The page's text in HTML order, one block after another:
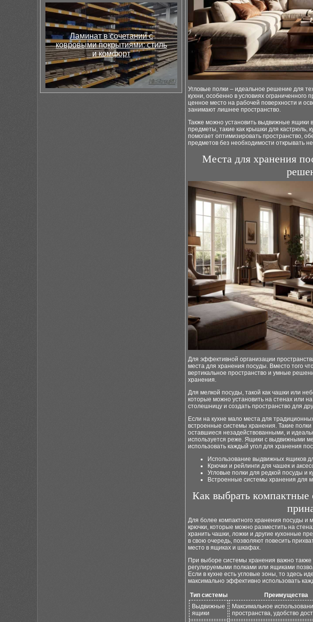
Ламинат в сочетании с
ковровыми покрытиями: стиль
и комфорт
Угловые полки – идеальное решение для
кухни, особенно в условиях ограниченного
ценное место на рабочей поверхности и
занимают лишнее пространство.
Также можно установить выдвижные ящики
предметы, такие как крышки для кастрюль,
помогает оптимизировать пространство,
предметов без необходимости открывать
Места для хранения
Для эффективной организации
места для хранения посуды. Вместо того
вертикальное пространство и умные
хранения.
Для мелкой посуды, такой как чашки или
которые можно установить на стенах или
столешницу и создать пространство для
Если на кухне мало места для
встроенные системы хранения. Такие
оставшиеся незадействованными, и
используется реже. Ящики с выдвижными
использовать каждый угол для хранения
Использование выдвижных ящиков
Крючки и рейлинги для чашек и
Угловые полки для редкой посуды и
Встроенные системы хранения для
Как выбрать
Для более компактного хранения посуды и
крючки, которые можно разместить на
хранить чашки, ложки и другие кухонные
в свою очередь, позволяют повесить
место в ящиках и шкафах.
При выборе системы хранения важно
регулируемыми полками или ящиками
Если в кухне есть угловые зоны, то здесь
максимально эффективно использовать
Тип системы Преимущества
Выдвижные
ящики
Максимальное
пространства, удобство